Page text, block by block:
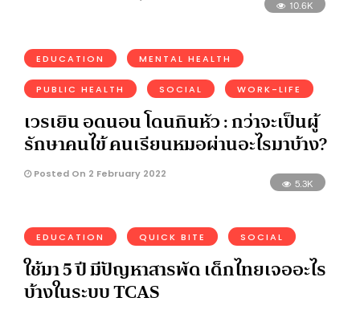
10.6K
EDUCATION MENTAL HEALTH
PUBLIC HEALTH SOCIAL WORK-LIFE
เวรเยิน อดนอน โดนกินหัว : กว่าจะเป็นผู้
รักษาคนไข้ คนเรียนหมอผ่านอะไรมาบ้าง?
Posted On 2 February 2022
5.3K
EDUCATION QUICK BITE SOCIAL
ใช้มา 5 ปี มีปัญหาสารพัด เด็กไทยเจออะไร
บ้างในระบบ TCAS